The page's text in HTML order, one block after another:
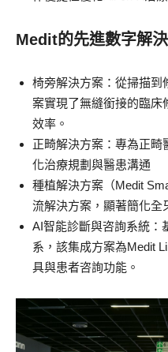
Medit的先進數字解
椅旁解決方案：從掃描到
案實現了無縫銜接的臨床
效率。
正畸解決方案：專為正
化治療規劃與醫患溝通
種植解決方案（Medit
流解決方案，顯著簡化全
AI智能診斷與咨詢系統：
系，該集成方案為Medit
具與患者咨詢功能。